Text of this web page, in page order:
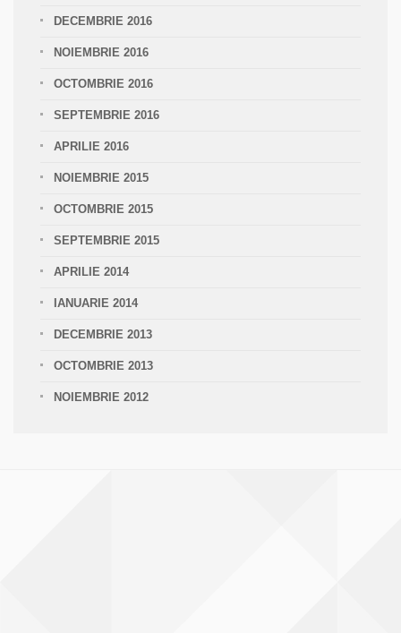
DECEMBRIE 2016
NOIEMBRIE 2016
OCTOMBRIE 2016
SEPTEMBRIE 2016
APRILIE 2016
NOIEMBRIE 2015
OCTOMBRIE 2015
SEPTEMBRIE 2015
APRILIE 2014
IANUARIE 2014
DECEMBRIE 2013
OCTOMBRIE 2013
NOIEMBRIE 2012